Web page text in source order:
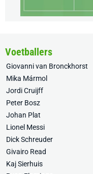
Voetballers
Giovanni van Bronckhorst
Mika Mármol
Jordi Cruijff
Peter Bosz
Johan Plat
Lionel Messi
Dick Schreuder
Givairo Read
Kaj Sierhuis